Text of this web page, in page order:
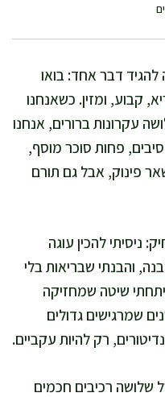
להגיד דבר אחד: בואו
קבוע, ומזין. כשאנחנו
עקרונות ברורים, אנחנו
פחות סוכר מוסף,
פינוק, אבל גם תורם
להכין עוגה
והבנתי שבריאות בלי
שיטה שמחזיקה
שמרגישים גדולים
רק להיות עקביים.
שילוב של שלושה רכיבים חכמים